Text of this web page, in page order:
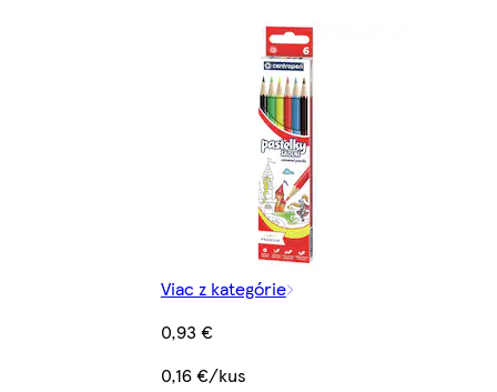
Viac z kategórie
0,93 €
0,16 €/kus